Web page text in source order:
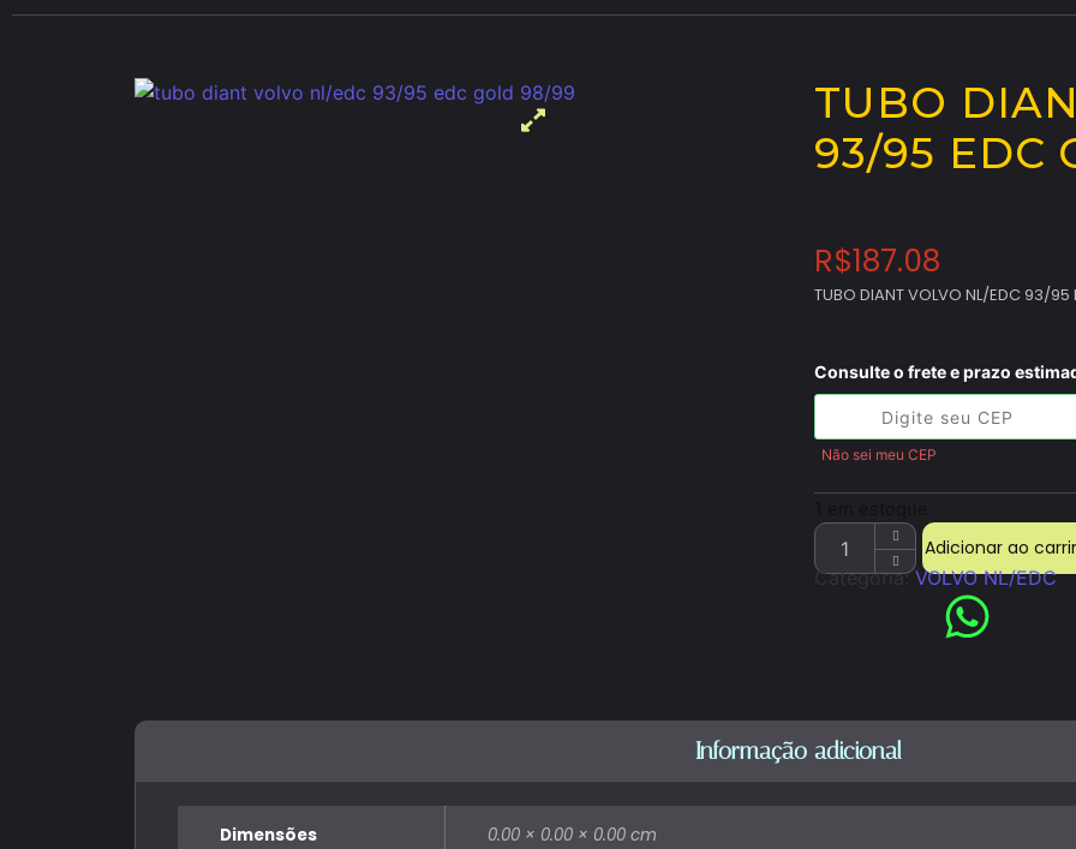
TUBO
93/95 EDC
R$187.08
TUBO DIANT VOLVO NL/EDC 93/
Consulte o frete e prazo
Não sei meu CEP
Adicionar ao
Categoria:VOLVO NL/EDC
Informação adicional
Dimensões 0.00 × 0.00 × 0.00 cm